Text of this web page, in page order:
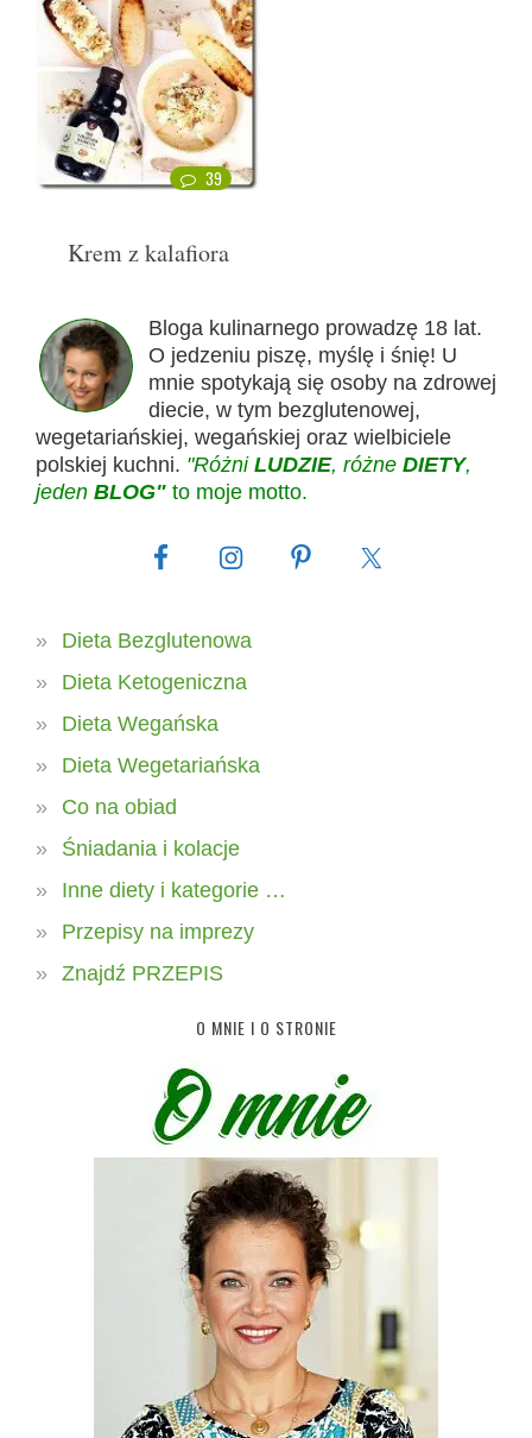
39
Krem z kalafiora
Bloga kulinarnego prowadzę 18 lat.
O jedzeniu piszę, myślę i śnię! U
mnie spotykają się osoby na zdrowej
diecie, w tym bezglutenowej,
wegetariańskiej, wegańskiej oraz wielbiciele
polskiej kuchni. "Różni LUDZIE, różne DIETY,
jeden BLOG" to moje motto.
Dieta Bezglutenowa
Dieta Ketogeniczna
Dieta Wegańska
Dieta Wegetariańska
Co na obiad
Śniadania i kolacje
Inne diety i kategorie …
Przepisy na imprezy
Znajdź PRZEPIS
O MNIE I O STRONIE